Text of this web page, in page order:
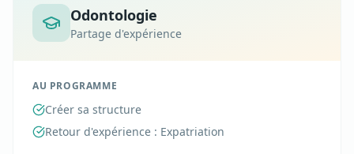
Odontologie
Partage d'expérience
AU PROGRAMME
Créer sa structure
Retour d'expérience : Expatriation